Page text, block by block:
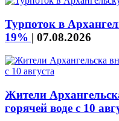
Турпоток в
19% | 07.08.2026
Жители
горячей воде с 10